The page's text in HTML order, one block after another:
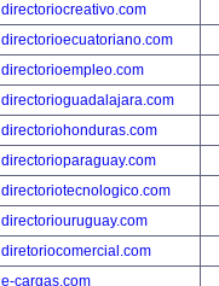
directoriocreativo.com
directorioecuatoriano.com
directorioempleo.com
directorioguadalajara.com
directoriohonduras.com
directorioparaguay.com
directoriotecnologico.com
directoriouruguay.com
diretoriocomercial.com
e-cargas.com